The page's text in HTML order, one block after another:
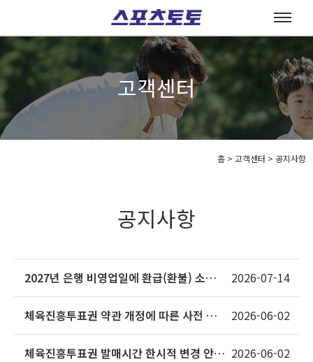
고객센터
홈 > 고객센터 > 공지사항
공지사항
2027년 은행 비영업일에 환급(환불) 소멸 2026-07-14
체육진흥투표권 약관 개정에 따른 사전 안 2026-06-02
체육진흥투표권 발매시간 한시적 변경 안내 2026-06-02